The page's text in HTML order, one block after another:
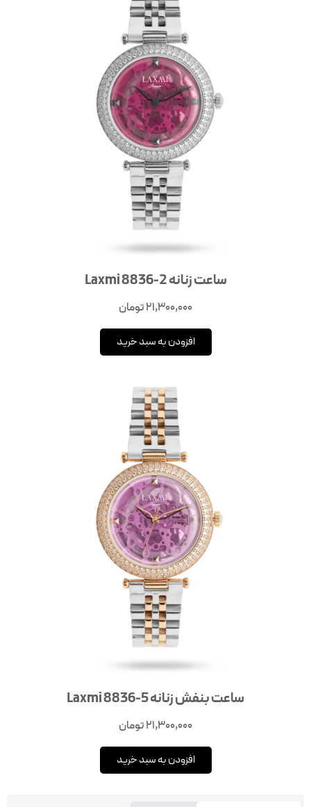
ساعت زنانه Laxmi 8836-2
21,300,000تومان
افزودن به سبد خرید
ساعت بنفش زنانه Laxmi 8836-5
21,300,000تومان
افزودن به سبد خرید